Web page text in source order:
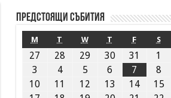
Предстоящи събития
M T W T F S
27 28 29 30 31 1
3
4 5 6 7 8
10
11 12 13 14 15